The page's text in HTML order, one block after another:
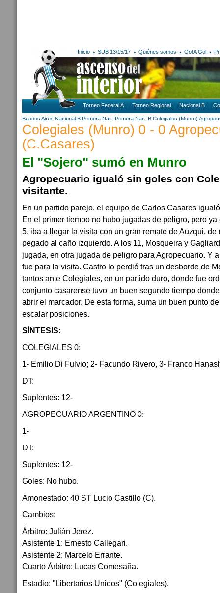
Inicio SUB 13/15/17 Quiénes somos Gol A Gol
Torneo Federal A Torneo Regional Nacional B
Buenos Aires Nacional B Primera Nac. Primera Nac. B Colegiales (Munro)
Colegiales (Munro) 0 - 0
(C.Casares)
El "Sojero" sumó en Munro
Agropecuario igualó sin goles con
visitante.
En un partido parejo, el equipo de Carlos Casares
En el primer tiempo no hubo jugadas de peligro, pero
5, iba a llegar la visita con un gran remate de Auzqui,
pegado al caño izquierdo. A los 11, Mosqueira y
jugada, en otra jugada de peligro para Agropecuario. Y
fue para la visita. Castro lo perdió tras un desborde de
tantos ante Colegiales, en un partido duro, donde fue
conjunto casarense tuvo un buen segundo tiempo
abrir el marcador. De esta forma, suma un buen punto
escalar posiciones.
SÍNTESIS:
COLEGIALES 0:
1- Emilio Di Fulvio; 2- Facundo Rivero, 3- Franco
DT:
Suplentes: 12-
AGROPECUARIO ARGENTINO 0:
1-
DT:
Suplentes: 12-
Goles: No hubo.
Amonestado: 40 ST Lucio Castillo (C).
Cambios:
Árbitro: Julián Jerez.
Asistente 1: Ernesto Callegari.
Asistente 2: Marcelo Errante.
Cuarto Árbitro: Lucas Comesaña.
Estadio: "Libertarios Unidos" (Colegiales).